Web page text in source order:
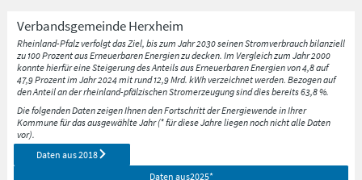
Verbandsgemeinde Herxheim
Rheinland-Pfalz verfolgt das Ziel, bis zum Jahr 2030 seinen Stromverbrauch bilanziell
zu 100 Prozent aus Erneuerbaren Energien zu decken. Im Vergleich zum Jahr 2000
konnte hierfür eine Steigerung des Anteils aus Erneuerbaren Energien von 4,8 auf
47,9 Prozent im Jahr 2024 mit rund 12,9 Mrd. kWh verzeichnet werden. Bezogen auf
den Anteil an der rheinland-pfälzischen Stromerzeugung sind dies bereits 63,8 %.
Die folgenden Daten zeigen Ihnen den Fortschritt der Energiewende in Ihrer
Kommune für das ausgewählte Jahr (* für diese Jahre liegen noch nicht alle Daten
vor).
Daten aus2018
Daten aus2025*